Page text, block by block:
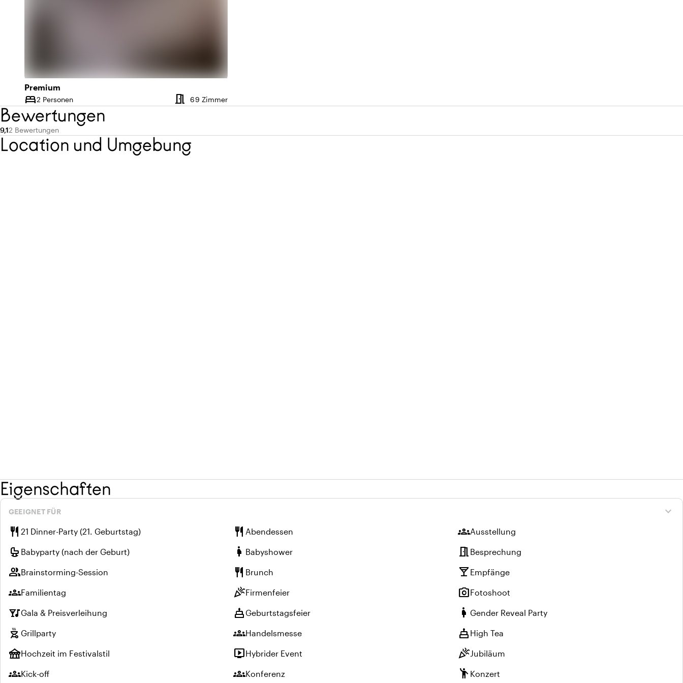
Premium
bed
Kapazität
2 Personen meeting_room Anzahl der Zimmer
69 Zimmer
Bewertungen
Durchschnittliche Bewertung von 9,1 von 10
9,1Anzahl der Bewertungen: 2
2 Bewertungen
Location und Umgebung
Eigenschaften
expand_more
GEEIGNET FÜR
restaurant 21 Dinner-Party (21. Geburtstag) restaurant Abendessen groupsAusstellung
crib Babyparty (nach der Geburt) pregnant_woman Babyshower meeting_room Besprechung
groupBrainstorming-Session restaurant Brunch local_bar Empfänge
groupsFamilientag celebrationFirmenfeier photo_cameraFotoshoot
nightlifeGala & Preisverleihung cakeGeburtstagsfeier pregnant_woman Gender Reveal Party
outdoor_grill Grillparty groupsHandelsmesse cake High Tea
festivalHochzeit im Festivalstil live_tvHybrider Event celebrationJubiläum
groupsKick-off groupsKonferenz emoji_people Konzert